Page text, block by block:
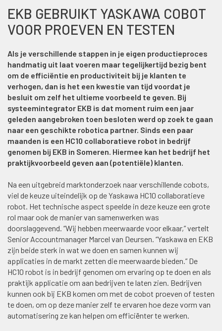
EKB GEBRUIKT YASKAWA COBOT
VOOR PROEVEN EN TESTEN
Als je verschillende stappen in je eigen productieproces
handmatig uit laat voeren maar tegelijkertijd bezig bent
om de efficiëntie en productiviteit bij je klanten te
verhogen, dan is het een kwestie van tijd voordat je
besluit om zelf het ultieme voorbeeld te geven. Bij
systeemintegrator EKB is dat moment ruim een jaar
geleden aangebroken toen besloten werd op zoek te gaan
naar een geschikte robotica partner. Sinds een paar
maanden is een HC10 collaboratieve robot in bedrijf
genomen bij EKB in Someren. Hiermee kan het bedrijf het
praktijkvoorbeeld geven aan (potentiële) klanten.
Na een uitgebreid marktonderzoek naar verschillende cobots,
viel de keuze uiteindelijk op de Yaskawa HC10 collaboratieve
robot. Het technische aspect speelde in deze keuze een grote
rol maar ook de manier van samenwerken was
doorslaggevend. “Wij hebben meerwaarde voor elkaar,” vertelt
Senior Accountmanager Marcel van Deursen. “Yaskawa en EKB
zijn beide sterk in wat we doen en samen kunnen wij
applicaties in de markt zetten die meerwaarde bieden.” De
HC10 robot is in bedrijf genomen om ervaring op te doen en als
praktijk applicatie om aan bedrijven te laten zien. Bedrijven
kunnen ook bij EKB komen om met de cobot proeven of testen
te doen, om op deze manier zelf te ervaren hoe deze vorm van
automatisering ze kan helpen om efficiënter te werken.